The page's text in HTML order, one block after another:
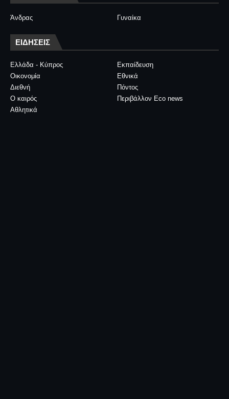
Άνδρας Γυναίκα
ΕΙΔΗΣΕΙΣ
Ελλάδα - Κύπρος
Εκπαίδευση
Οικονομία
Εθνικά
Διεθνή
Πόντος
Ο καιρός
Περιβάλλον Eco news
Αθλητικά